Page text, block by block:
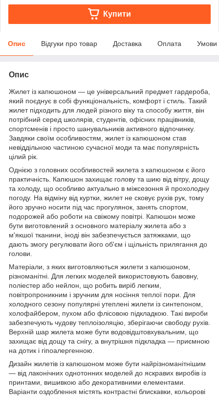
Купити
Опис Відгуки про товар Доставка Оплата Умови
Опис
Жилет із капюшоном — це універсальний предмет гардероба,
який поєднує в собі функціональність, комфорт і стиль. Такий
жилет підходить для людей різного віку та способу життя, він
потрібний серед школярів, студентів, офісних працівників,
спортсменів і просто шанувальників активного відпочинку.
Завдяки своїм особливостям, жилет із капюшоном став
невіддільною частиною сучасної моди та має популярність
цілий рік.
Однією з головних особливостей жилета з капюшоном є його
практичність. Капюшон захищає голову та шию від вітру, дощу
та холоду, що особливо актуально в міжсезоння й прохолодну
погоду. На відміну від куртки, жилет не сковує рухів рук, тому
його зручно носити під час прогулянок, занять спортом,
подорожей або роботи на свіжому повітрі. Капюшон може
бути виготовлений з основного матеріалу жилета або з
м'якшої тканини, іноді він забезпечується затяжками, що
дають змогу регулювати його об'єм і щільність прилягання до
голови.
Матеріали, з яких виготовляються жилети з капюшоном,
різноманітні. Для легких моделей використовують бавовну,
поліестер або нейлон, що робить виріб легким,
повітропроникним і зручним для носіння теплої пори. Для
холодного сезону популярні утеплені жилети із синтепоном,
холофайбером, пухом або флісовою підкладкою. Такі вироби
забезпечують чудову теплоізоляцію, зберігаючи свободу рухів.
Верхній шар жилета може бути водовідштовхувальним, що
захищає від дощу та снігу, а внутрішня підкладка — приємною
на дотик і гіпоалергенною.
Дизайн жилетів із капюшоном може бути найрізноманітнішим
— від лаконічних однотонних моделей до яскравих виробів із
принтами, вишивкою або декоративними елементами.
Варіанти оздоблення містять контрастні блискавки, кольорові